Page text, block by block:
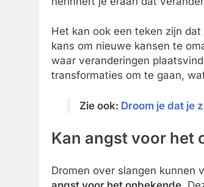
Het kan ook een teken zijn
kans om nieuwe kansen te
waar veranderingen
transformaties om te gaan,
Zie ook: Droom je dat je
Kan angst voor het
Dromen over slangen kunnen